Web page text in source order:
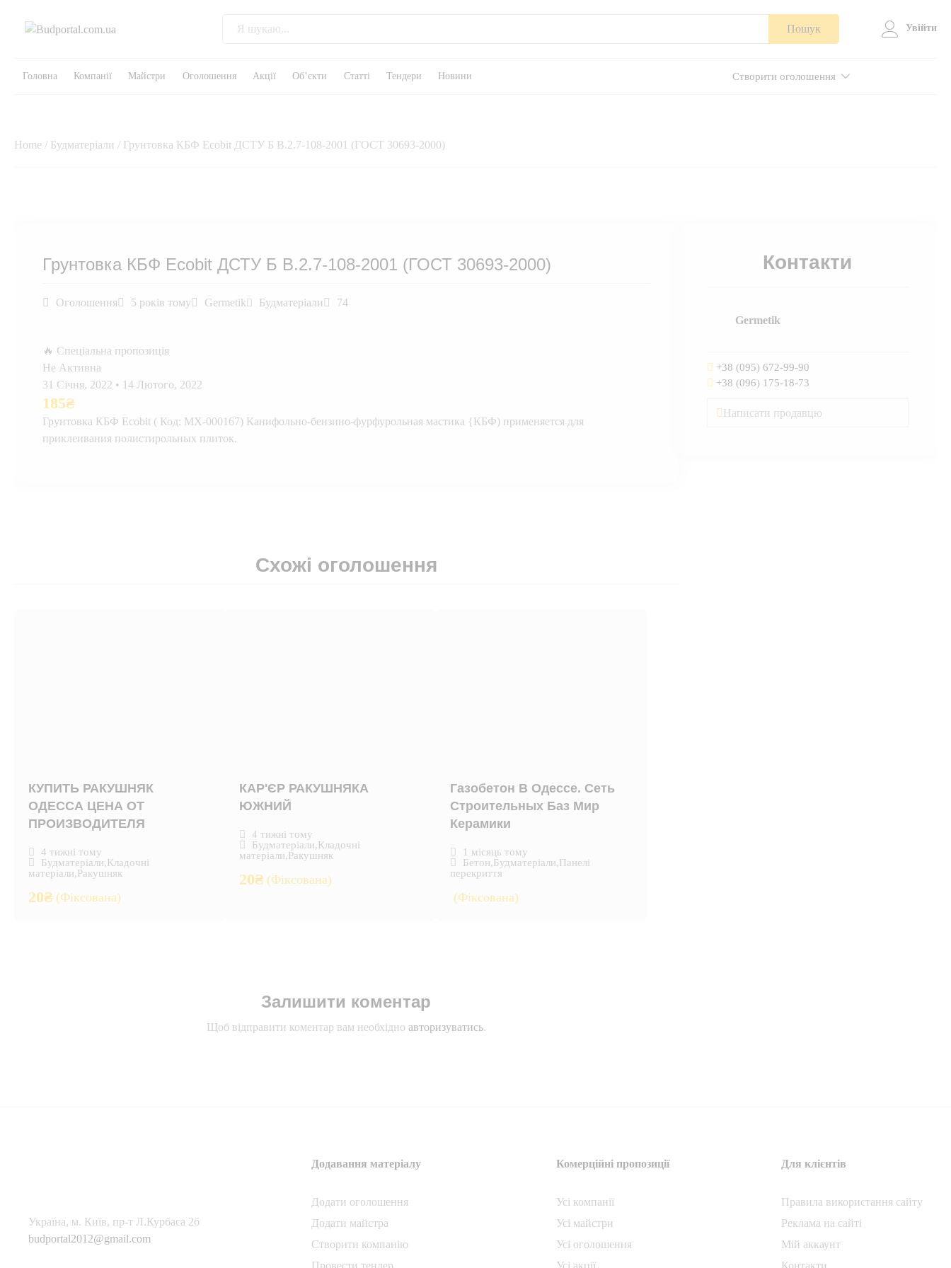
Пошук Увійти
Створити оголошення
Головна Компанії Майстри Оголошення Акції Об’єкти Статті Тендери Новини
Home / Будматеріали / Грунтовка КБФ Ecobit ДСТУ Б В.2.7-108-2001 (ГОСТ 30693-2000)
Грунтовка КБФ Ecobit ДСТУ Б В.2.7-108-2001 (ГОСТ 30693-2000)
Оголошення 5 років тому Germetik Будматеріали 74
🔥 Спеціальна пропозиція
Не Активна
31 Січня, 2022 • 14 Лютого, 2022
185₴
Грунтовка КБФ Ecobit ( Код: МХ-000167) Канифольно-бензино-фурфурольная мастика {КБФ) применяется для
приклеивания полистирольных плиток.
Схожі оголошення
КУПИТЬ РАКУШНЯК
ОДЕССА ЦЕНА ОТ
ПРОИЗВОДИТЕЛЯ
4 тижні тому
Будматеріали,Кладочні
матеріали,Ракушняк
20₴ (Фіксована)
КАР'ЄР РАКУШНЯКА
ЮЖНИЙ
4 тижні тому
Будматеріали,Кладочні
матеріали,Ракушняк
20₴ (Фіксована)
Газобетон В Одессе. Сеть
Строительных Баз Мир
Керамики
1 місяць тому
Бетон,Будматеріали,Панелі
перекриття
(Фіксована)
Залишити коментар
Щоб відправити коментар вам необхідно авторизуватись.
Контакти
Germetik
+38 (095) 672-99-90
+38 (096) 175-18-73
Написати продавцю
Українa, м. Київ, пр-т Л.Курбаса 2б
budportal2012@gmail.com
Додавання матеріалу
Додати oголошення
Додати майстра
Створити компанiю
Провести тендер
Комерційні пропозиції
Усі компанії
Усі майстри
Усі оголошення
Усі акції
Для клієнтів
Правила використання сайту
Реклама на сайті
Мій аккаунт
Контакти